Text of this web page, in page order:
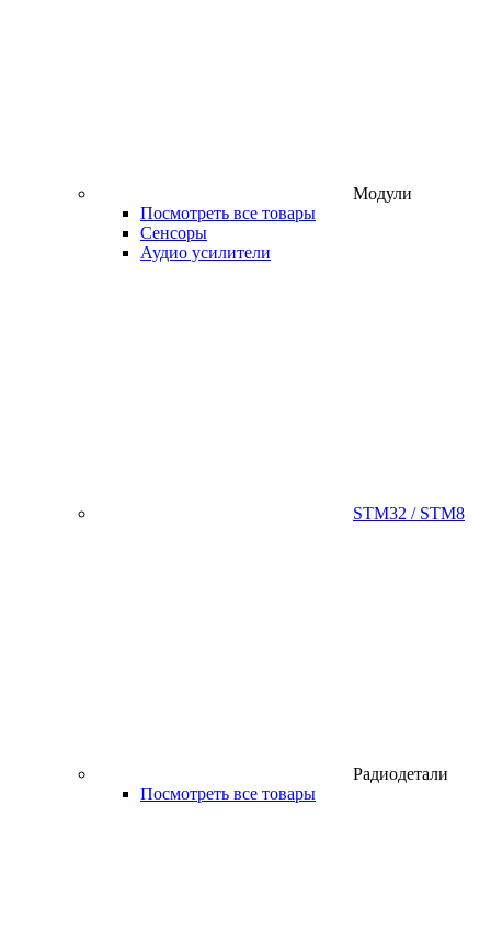
Модули
Посмотреть все товары
Сенсоры
Аудио усилители
STM32 / STM8
Радиодетали
Посмотреть все товары